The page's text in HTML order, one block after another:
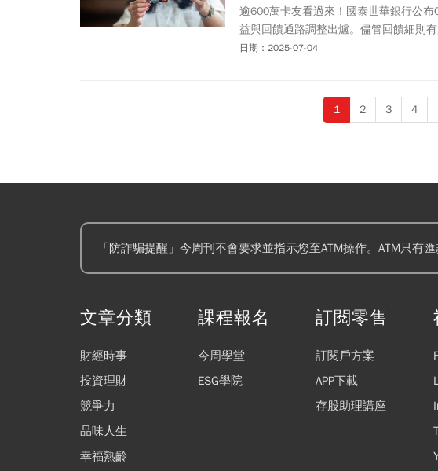
逾600萬卡友看過來！國泰世華銀行公
益與回饋通路調整出爐。儘管回饋細則
都將維持不變，卡友們仍可享有2%至
位」、「趣旅行」、「集精選」與「樂
日期：2025-07-04
1 2 3 4
「防詐騙提醒」今周刊不會要求並指示您至ATM操作。ATM只
文章分類
財經時事
投資理財
競爭力
品味人生
幸福熟齡
課程報名
今周學堂
ESG學院
訂閱零售
訂閱戶方案
APP下載
存股助理講座